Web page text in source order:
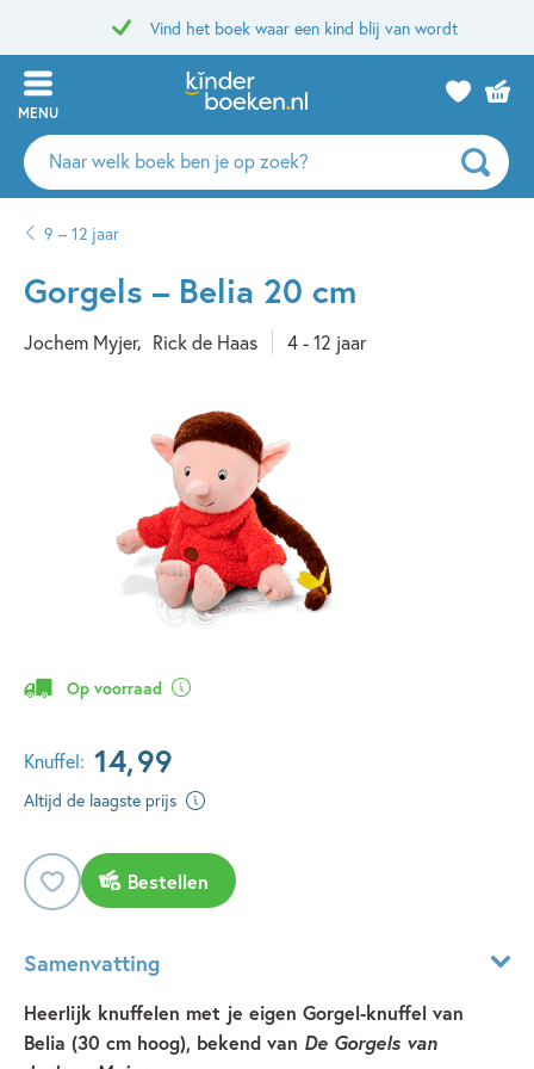
Vind het boek waar een kind blij van wordt
MENU
Zoeken
naar
auteurs
uitgevers
9 – 12 jaar
Gorgels – Belia 20 cm
Jochem Myjer Rick de Haas 4 - 12 jaar
Op voorraad
Knuffel: 14,99
Altijd de laagste prijs
Bestellen
Samenvatting
Heerlijk knuffelen met je eigen Gorgel-knuffel van
Belia (30 cm hoog), bekend van De Gorgels van